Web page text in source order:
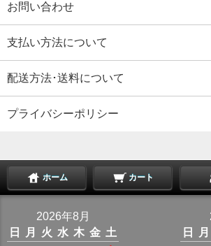
お問い合わせ
支払い方法について
配送方法･送料について
プライバシーポリシー
ホーム カート
2026年8月
日
月 火 水 木 金 土
日
月